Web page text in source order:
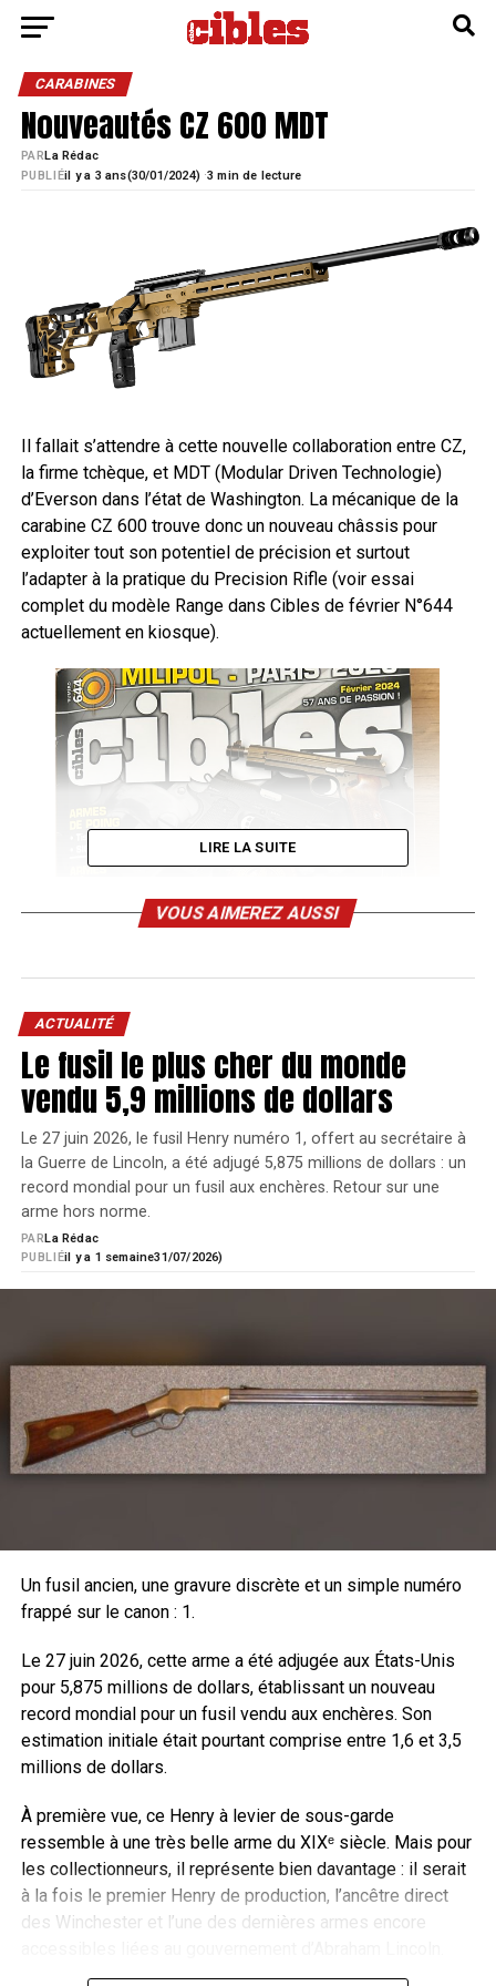
CARABINES
Nouveautés CZ 600 MDT
PUBLIÉil y a 3 ans 30/01/2024) ·3 min de lecture
PARLa Rédac
Il fallait s’attendre à cette nouvelle collaboration entre CZ,
la firme tchèque, et MDT (Modular Driven Technologie)
d’Everson dans l’état de Washington. La mécanique de la
carabine CZ 600 trouve donc un nouveau châssis pour
exploiter tout son potentiel de précision et surtout
l’adapter à la pratique du Precision Rifle (voir essai
complet du modèle Range dans Cibles de février N°644
actuellement en kiosque).
La crosse poutre en aluminium reçoit pour cela tous les
éléments nécessaires comme les commandes
ambidextres, l’arrêtoir de barricade et les interfaces de
appréciées pour les tirs posés.
Côté purement mécanique, la crosse CZ 600 MDT est
équipée du puits de chargeur AICS spécifique aux châssis
MDT avec notamment la planchette élévatrice qui permet
Deux versions sont proposées, la MDT Grey avec une
finition en Cerakote Light Grey avec sa poignée Pistol Grip
Elite et son appui-joue type AR15. L’allongement de la
crosse se fait par adjonction d’une ou plusieurs cales
LIRE LA SUITE
VOUS AIMEREZ AUSSI
ACTUALITÉ
Le fusil le plus cher du monde
vendu 5,9 millions de dollars
Le 27 juin 2026, le fusil Henry numéro 1, offert au secrétaire à
la Guerre de Lincoln, a été adjugé 5,875 millions de dollars : un
record mondial pour un fusil aux enchères. Retour sur une
arme hors norme.
PUBLIÉil y a 1 semaine31/07/2026)
PAR La Rédac
Un fusil ancien, une gravure discrète et un simple numéro
frappé sur le canon : 1.
Le 27 juin 2026, cette arme a été adjugée aux États-Unis
pour 5,875 millions de dollars, établissant un nouveau
record mondial pour un fusil vendu aux enchères. Son
estimation initiale était pourtant comprise entre 1,6 et 3,5
millions de dollars.
À première vue, ce Henry à levier de sous-garde
ressemble à une très belle arme du XIXᵉ siècle. Mais pour
les collectionneurs, il représente bien davantage : il serait
à la fois le premier Henry de production, l’ancêtre direct
des Winchester et l’une des dernières armes encore